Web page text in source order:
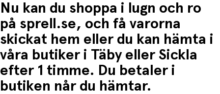
Nu kan du shoppa i lugn och ro
på sprell.se, och få varorna
skickat hem eller du kan hämta i
våra butiker i Täby eller Sickla
efter 1 timme. Du betaler i
butiken når du hämtar.